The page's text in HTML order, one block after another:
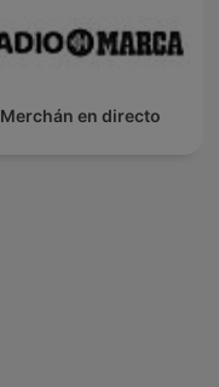
Merchán en directo